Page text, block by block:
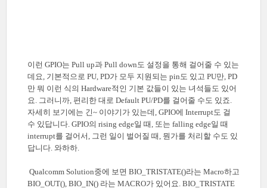
이런 GPIO는 Pull up과 Pull down도 설정을 통해 걸어줄 수 있는
데요, 기본적으로 PU, PD가 모두 지원되는 pin도 있고 PU만, PD
만 뭐 이런 식의 Hardware적인 기본 값들이 있는 녀석들도 있어
요. 그러니까, 편리한 대로 Default PU/PD를 걸어줄 수도 있죠.
자세히 보기에는 긴~ 이야기가 있는데, GPIO에 Interrupt도 걸
수 있답니다. GPIO의 rising edge일 때, 또는 falling edge일 때
interrupt를 걸어서, 그런 일이 벌어질 때, 뭔가를 처리할 수도 있
답니다. 와하하.
Qualcomm Solution중에 보면 BIO_TRISTATE()라는 Macro하고
BIO_OUT(), BIO_IN() 라는 MACRO가 있어요. BIO_TRISTATE